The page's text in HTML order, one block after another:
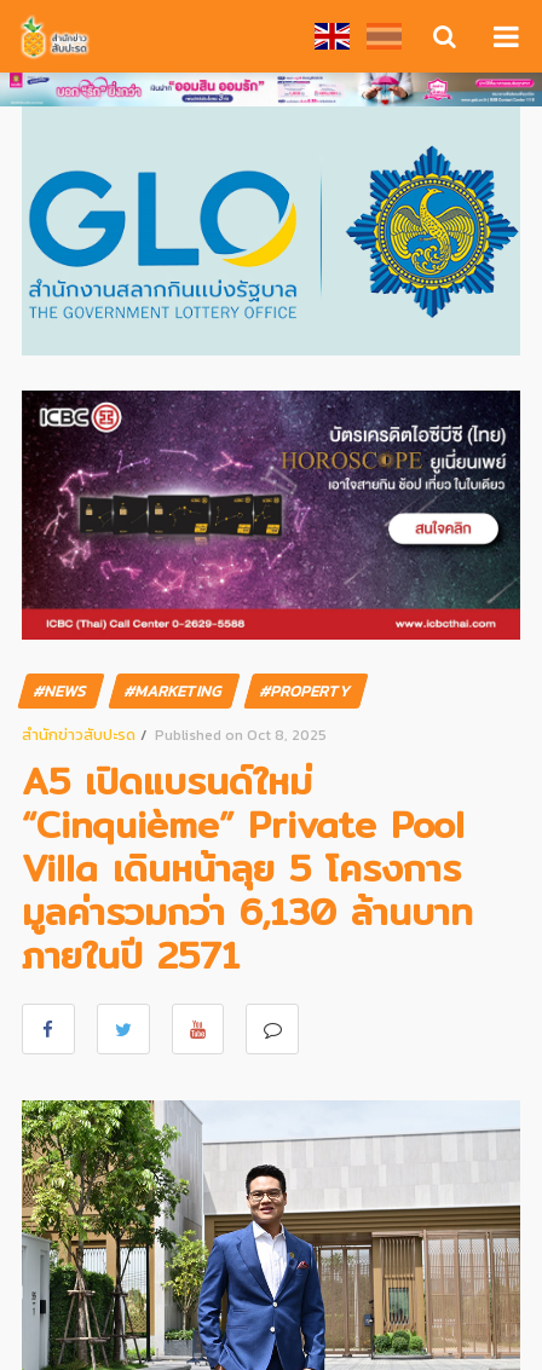
#NEWS #MARKETING
#PROPERTY
สํานักข่าวสับปะรด
Published on Oct 8, 2025
A5 เปิดแบรนด์ใหม่
“Cinquième” Private Pool
Villa เดินหน้าลุย 5 โครงการ
มูลค่ารวมกว่า 6,130 ล้านบาท
ภายในปี 2571